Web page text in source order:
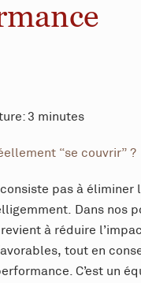
3 minutes
“se couvrir” ?
pas à éliminer
Dans nos
à réduire
tout en
C’est un